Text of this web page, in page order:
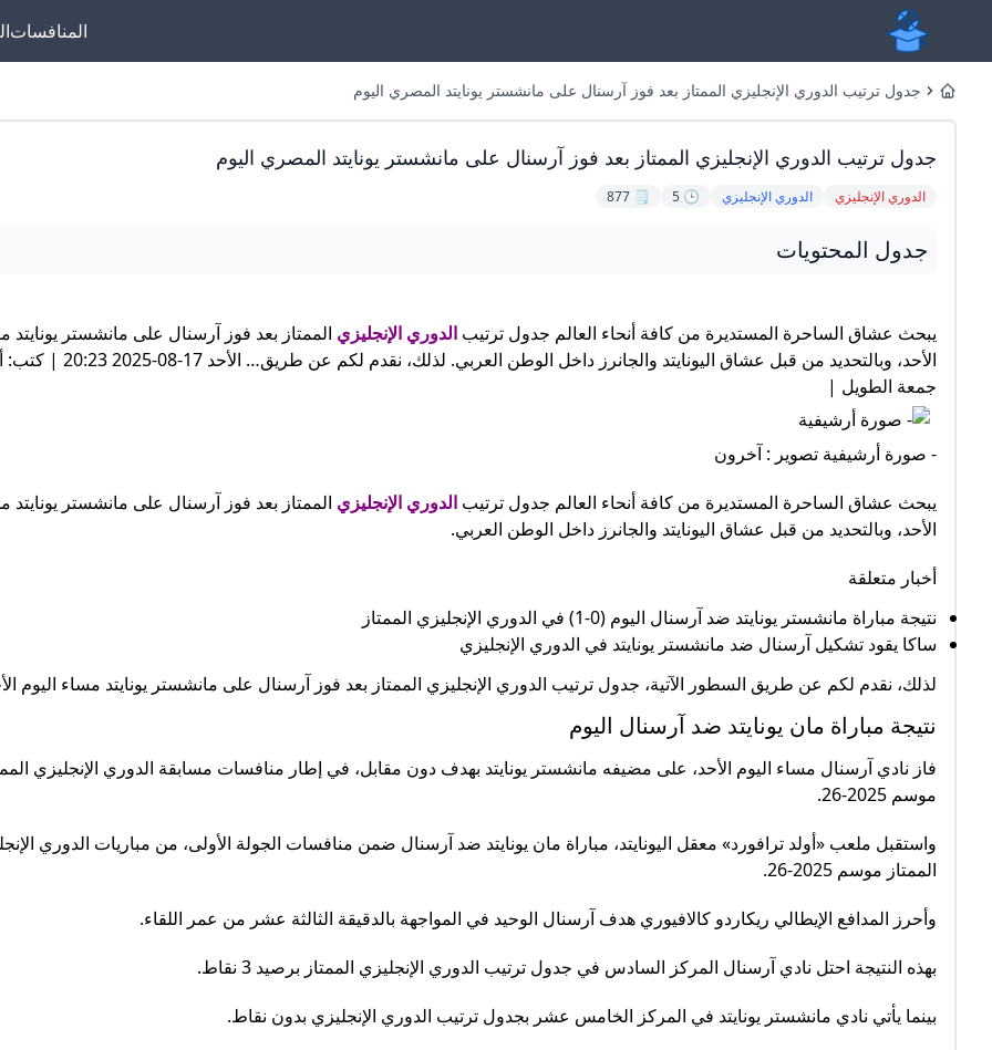
المنافسات
Homeجدول ترتيب الدوري الإنجليزي الممتاز بعد فوز آرسنال على مانشستر يونايتد المصري اليوم
جدول ترتيب الدوري الإنجليزي الممتاز بعد فوز آرسنال على مانشستر يونايتد المصري اليوم
الدوري الإنجليزي الدوري الإنجليزي 🕒 5
🗒️ 877
جدول المحتويات
يبحث عشاق الساحرة المستديرة من كافة أنحاء العالم جدول ترتيب الدوري الإنجليزي الممتاز بعد فوز آرسنال على مانشستر يونايتد
الأحد، وبالتحديد من قبل عشاق اليونايتد والجانرز داخل الوطن العربي.
جمعة الطويل |
- صورة أرشيفية تصوير : آخرون
يبحث عشاق الساحرة المستديرة من كافة أنحاء العالم جدول ترتيب الدوري الإنجليزي الممتاز بعد فوز آرسنال على مانشستر يونايتد
الأحد، وبالتحديد من قبل عشاق اليونايتد والجانرز داخل الوطن العربي.
أخبار متعلقة
نتيجة مباراة مانشستر يونايتد ضد آرسنال اليوم (0-1) في الدوري الإنجليزي الممتاز
ساكا يقود تشكيل آرسنال ضد مانشستر يونايتد في الدوري الإنجليزي
لذلك، نقدم لكم عن طريق السطور الآتية، جدول ترتيب الدوري الإنجليزي الممتاز بعد فوز آرسنال على مانشستر يونايتد مساء اليوم
نتيجة مباراة مان يونايتد ضد آرسنال اليوم
فاز نادي آرسنال مساء اليوم الأحد، على مضيفه مانشستر يونايتد بهدف دون مقابل، في إطار منافسات مسابقة الدوري الإنجليزي
موسم 2025-26.
واستقبل ملعب «أولد ترافورد» معقل اليونايتد، مباراة مان يونايتد ضد آرسنال ضمن منافسات الجولة الأولى، من مباريات الدوري
الممتاز موسم 2025-26.
وأحرز المدافع الإيطالي ريكاردو كالافيوري هدف آرسنال الوحيد في المواجهة بالدقيقة الثالثة عشر من عمر اللقاء.
بهذه النتيجة احتل نادي آرسنال المركز السادس في جدول ترتيب الدوري الإنجليزي الممتاز برصيد 3 نقاط.
بينما يأتي نادي مانشستر يونايتد في المركز الخامس عشر بجدول ترتيب الدوري الإنجليزي بدون نقاط.